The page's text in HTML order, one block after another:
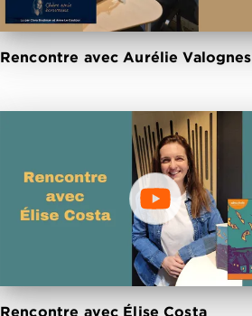
Rencontre avec Aurélie Valognes
Rencontre avec Élise Costa